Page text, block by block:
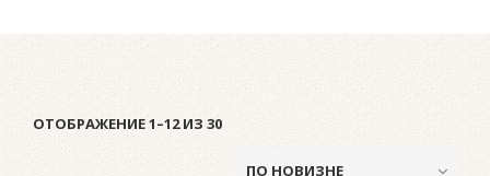
ОТОБРАЖЕНИЕ 1–12 ИЗ 30